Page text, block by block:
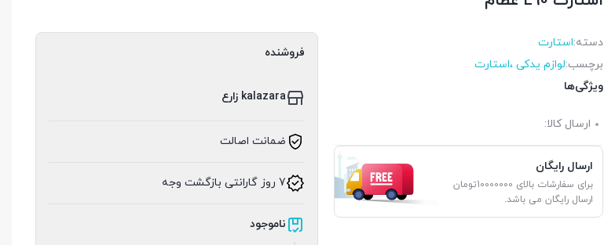
دسته:استارت
برچسب:لوازم یدکی ،استارت
ویژگی‌ها
ارسال کالا:
ارسال رایگان
برای سفارشات بالای 10000000تومان
ارسال رایگان می باشد.
فروشنده
kalazara زارع
ضمانت اصالت
7 روز گارانتی بازگشت وجه
ناموجود